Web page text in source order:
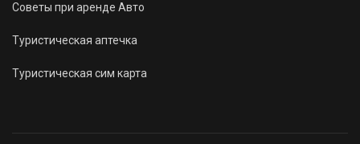
Советы при аренде Авто
Туристическая аптечка
Туристическая сим карта